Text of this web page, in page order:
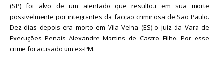
(SP) foi alvo de um atentado que resultou em sua morte
possivelmente por integrantes da facção criminosa de São Paulo.
Dez dias depois era morto em Vila Velha (ES) o juiz da Vara de
Execuções Penais Alexandre Martins de Castro Filho. Por esse
crime foi acusado um ex-PM.